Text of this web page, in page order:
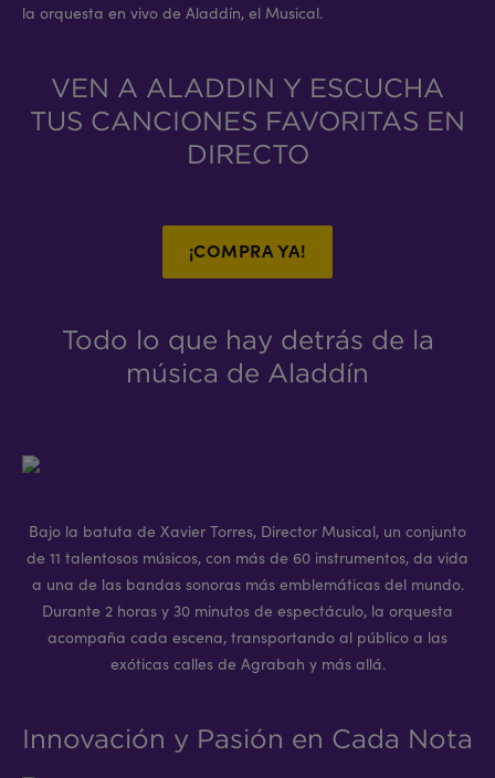
la orquesta en vivo de Aladdín, el Musical.
VEN A ALADDIN Y ESCUCHA
TUS CANCIONES FAVORITAS EN
DIRECTO
¡COMPRA YA!
Todo lo que hay detrás de la
música de Aladdín
Bajo la batuta de Xavier Torres, Director Musical, un conjunto
de 11 talentosos músicos, con más de 60 instrumentos, da vida
a una de las bandas sonoras más emblemáticas del mundo.
Durante 2 horas y 30 minutos de espectáculo, la orquesta
acompaña cada escena, transportando al público a las
exóticas calles de Agrabah y más allá.
Innovación y Pasión en Cada Nota